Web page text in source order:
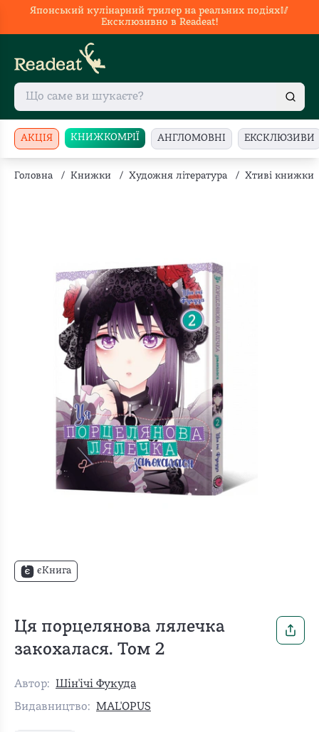
Японський кулінарний трилер на реальних подіях🥢
Ексклюзивно в Readeat!
АКЦІЯ КНИЖКОМРІЇ АНГЛОМОВНІ ЕКСКЛЮЗИВИ
Головна / Книжки / Художня література / Хтиві книжки
єКнига
Ця порцелянова лялечка
закохалася. Том 2
Автор:
Шін'ічі Фукуда
Видавництво: MAL'OPUS